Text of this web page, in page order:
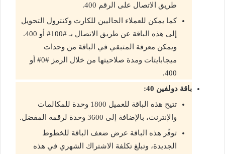
طريق الاتصال على الرقم 400.
كما يمكن للعملاء الحاليين للكارت وكنترول التحويل
إلى هذه الباقة عن طريق الاتصال بـ #100# أو 400.
ويمكن معرفة المتبقي في الباقة من وحدات
ميجابايتات ومدة صلاحيتها من خلال الرمز #0# أو
400.
باقة دولفين 40:
تتيح هذه الباقة للعميل 1800 وحدة للمكالمات
والإنترنت، بالإضافة إلى 3600 وحدة لرقمه المفضل.
توفّر هذه الباقة عرض ضعف الباقة للخطوط
الجديدة، وتبلغ تكلفة الاشتراك الشهري في هذه